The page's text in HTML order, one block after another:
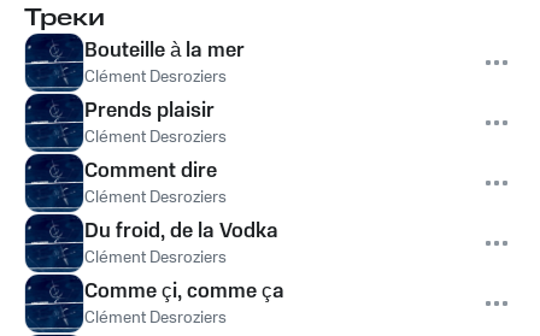
Треки
Bouteille à la mer
Clément Desroziers
Prends plaisir
Clément Desroziers
Comment dire
Clément Desroziers
Du froid, de la Vodka
Clément Desroziers
Comme çi, comme ça
Clément Desroziers